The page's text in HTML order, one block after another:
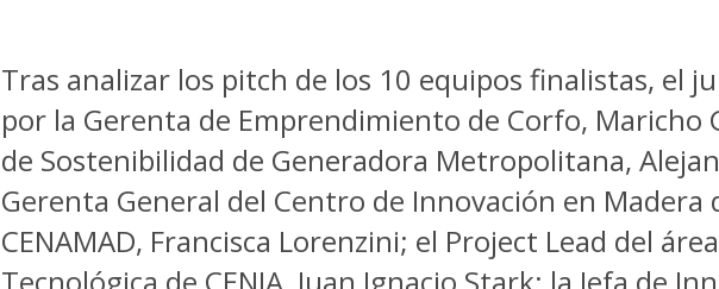
Tras analizar los pitch de los 10 equipos finalistas, el
por la Gerenta de Emprendimiento de Corfo, Maricho
de Sostenibilidad de Generadora Metropolitana,
Gerenta General del Centro de Innovación en Madera
CENAMAD, Francisca Lorenzini; el Project Lead del
Tecnológica de CENIA, Juan Ignacio Stark; la Jefa de